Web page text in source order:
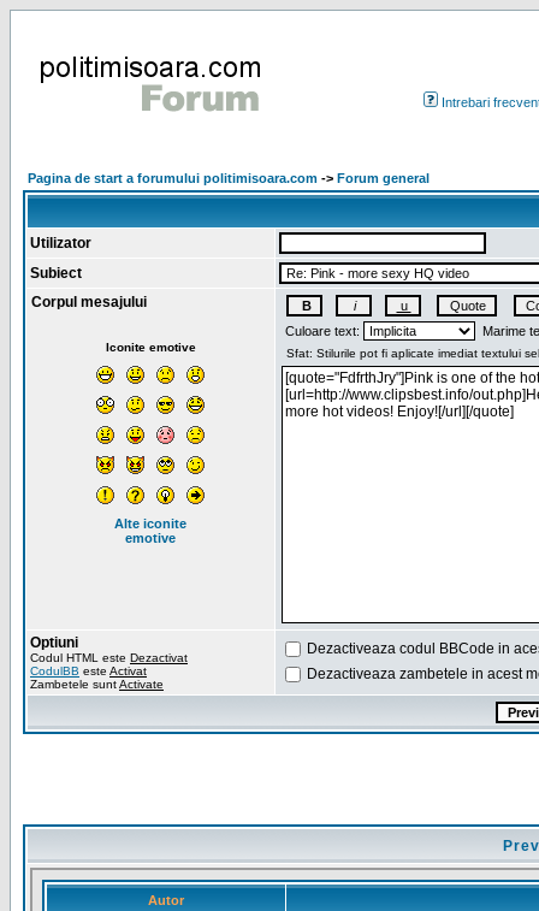
Intrebari
Pagina de start a forumului politimisoara.com -> Forum general
Utilizator
Subiect
Corpul mesajului
Iconite emotive
Alte iconite
emotive
Culoare text: Marime
Optiuni
Codul HTML este Dezactivat
CodulBB este Activat
Zambetele suntActivate
Dezactiveaza codul BBCode in
Dezactiveaza zambetele in acest